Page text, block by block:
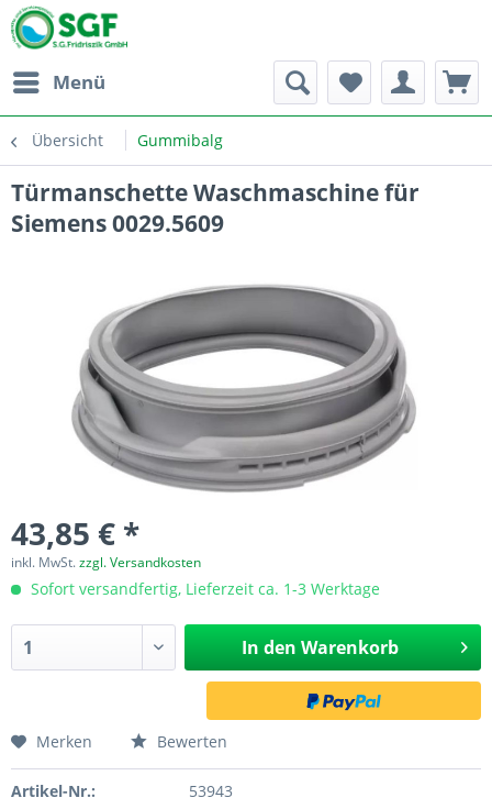
Menü
Übersicht Gummibalg
Türmanschette Waschmaschine für
Siemens 0029.5609
43,85 € *
inkl. MwSt.zzgl. Versandkosten
Sofort versandfertig, Lieferzeit ca. 1-3 Werktage
In den Warenkorb
Merken Bewerten
Artikel-Nr.: 53943